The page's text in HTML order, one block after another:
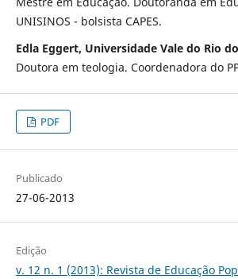
UNISINOS - bolsista CAPES.
Edla Eggert, Universidade Vale do Rio
Doutora em teologia. Coordenadora do
PDF
Publicado
27-06-2013
Edição
v. 12 n. 1 (2013): Revista de Educação